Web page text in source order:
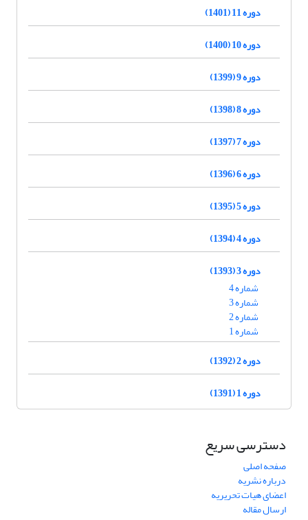
دوره 11 (1401)
دوره 10 (1400)
دوره 9 (1399)
دوره 8 (1398)
دوره 7 (1397)
دوره 6 (1396)
دوره 5 (1395)
دوره 4 (1394)
دوره 3 (1393)
شماره 4
شماره 3
شماره 2
شماره 1
دوره 2 (1392)
دوره 1 (1391)
دسترسی سریع
صفحه اصلی
درباره نشریه
اعضای هیات تحریریه
ارسال مقاله